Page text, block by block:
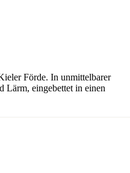
Förde. In unmittelbarer
Lärm, eingebettet in einen